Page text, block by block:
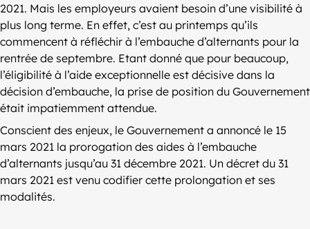
2021. Mais les employeurs avaient besoin d’une visibilité à
plus long terme. En effet, c’est au printemps qu’ils
commencent à réfléchir à l’embauche d’alternants pour la
rentrée de septembre. Etant donné que pour beaucoup,
l’éligibilité à l’aide exceptionnelle est décisive dans la
décision d’embauche, la prise de position du Gouvernement
était impatiemment attendue.
Conscient des enjeux, le Gouvernement a annoncé le 15
mars 2021 la prorogation des aides à l’embauche
d’alternants jusqu’au 31 décembre 2021. Un décret du 31
mars 2021 est venu codifier cette prolongation et ses
modalités.